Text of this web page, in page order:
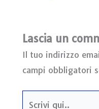
Lascia un
Il tuo indirizzo
campi obbligatori